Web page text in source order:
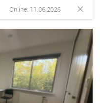
Online: 11.06.2026